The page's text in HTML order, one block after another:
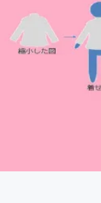
チャレンジ
CAMPFIRE for